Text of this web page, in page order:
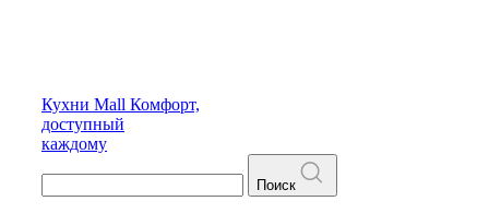
Кухни Mall Комфорт,
доступный
каждому
Поиск